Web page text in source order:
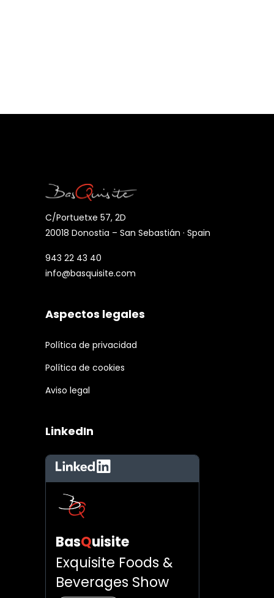
C/Portuetxe 57, 2D
20018 Donostia – San Sebastián · Spain
943 22 43 40
info@basquisite.com
Aspectos legales
Política de privacidad
Política de cookies
Aviso legal
LinkedIn
LinkedIn
BasQuisite
Exquisite Foods &
Beverages Show